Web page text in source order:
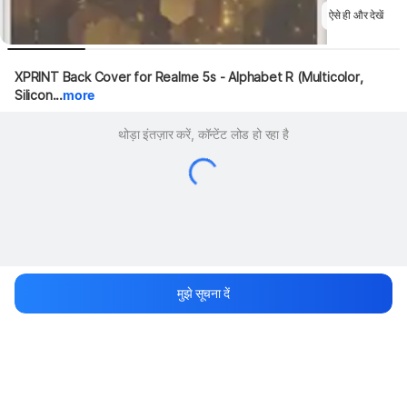
ऐसे ही और देखें
XPRINT Back Cover for Realme 5s - Alphabet R (Multicolor,
Silicon...more
थोड़ा इंतज़ार करें, कॉन्टेंट लोड हो रहा है
मुझे सूचना दें